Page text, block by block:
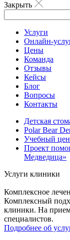
Закрыть
Услуги
Онлайн-
Цены
Команда
Отзывы
Кейсы
Блог
Вопросы
Контакты
Детская
Polar Bear
Учебный
Проект
Медведица»
Услуги клиники
Комплексное
Комплексный
клиники. На
специалистов.
Подробнее об